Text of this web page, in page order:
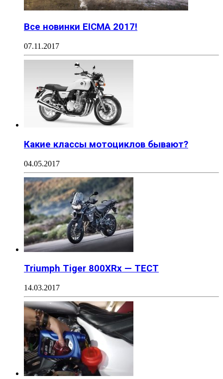
Все новинки EICMA 2017!
07.11.2017
Какие классы мотоциклов бывают?
04.05.2017
Triumph Tiger 800XRx — ТЕСТ
14.03.2017